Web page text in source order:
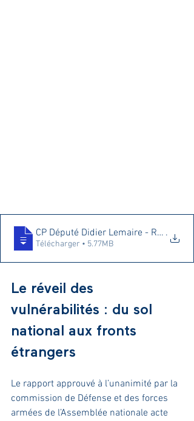
CP Député Didier Lemaire - Rapport
.
Télécharger • 5.77MB
Le réveil des
vulnérabilités : du sol
national aux fronts
étrangers
Le rapport approuvé à l’unanimité par la
commission de Défense et des forces
armées de l’Assemblée nationale acte